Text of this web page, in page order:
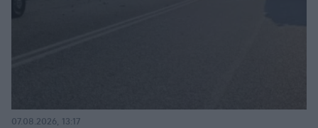
07.08.2026, 13:17